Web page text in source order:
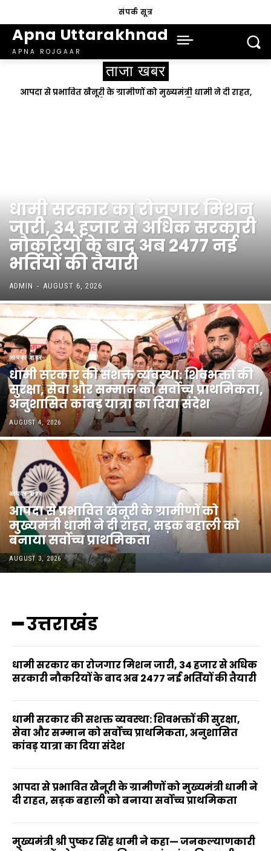
संपर्क सूत्र
Apna Uttarakhnad
APNA ROJGAAR
ताजा खबर
आपदा से प्रभावित खैनूरी के ग्रामीणों को मुख्यमंत्री धामी ने दी राहत,
धामी सरकार का रोजगार मिशन
जारी, 34 हजार से अधिक सरकारी
नौकरियों के बाद अब 2477 नई
भर्तियों की तैयारी
ADMIN - AUGUST 6, 2026
आपका शहर
धामी सरकार की सशक्त व्यवस्था: शिवभक्तों की
सुरक्षा, सेवा और सम्मान को सर्वोच्च प्राथमिकता,
अनुशासित कांवड़ यात्रा का दिया संदेश
AUGUST 4, 2026
आपका शहर
आपदा से प्रभावित खैनूरी के ग्रामीणों को
मुख्यमंत्री धामी ने दी राहत, सड़क बहाली को
बनाया सर्वोच्च प्राथमिकता
AUGUST 3, 2026
━ उत्तराखंड
धामी सरकार का रोजगार मिशन जारी, 34 हजार से अधिक
सरकारी नौकरियों के बाद अब 2477 नई भर्तियों की तैयारी
धामी सरकार की सशक्त व्यवस्था: शिवभक्तों की सुरक्षा,
सेवा और सम्मान को सर्वोच्च प्राथमिकता, अनुशासित
कांवड़ यात्रा का दिया संदेश
आपदा से प्रभावित खैनूरी के ग्रामीणों को मुख्यमंत्री धामी ने
दी राहत, सड़क बहाली को बनाया सर्वोच्च प्राथमिकता
मुख्यमंत्री श्री पुष्कर सिंह धामी ने कहा— जनकल्याणकारी